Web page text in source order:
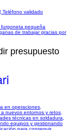
Teléfono validado
pequeña
de trabajar gracias por
presupuesto
en operaciones,
nuevos entornos y retos,
técnicas en soldadura,
equipos y gestionando
para conseguir...